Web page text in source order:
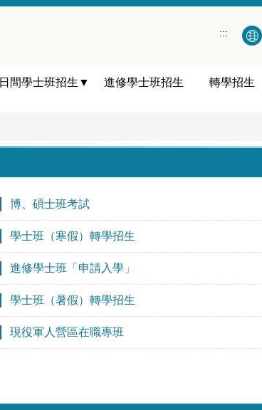
:::
日間學士班招生▼ 進修學士班招生 轉學招生
博、碩士班考試
學士班（寒假）轉學招生
進修學士班「申請入學」
學士班（暑假）轉學招生
現役軍人營區在職專班